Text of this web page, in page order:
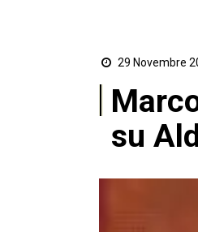
29 Novembre
su